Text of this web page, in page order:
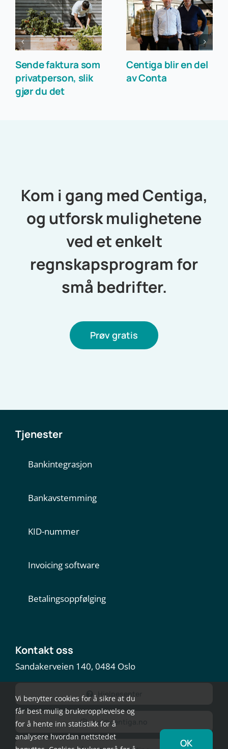
Sende faktura som
privatperson, slik
gjør du det
Centiga blir en del
av Conta
Kom i gang med Centiga,
og utforsk mulighetene
ved et enkelt
regnskapsprogram for
små bedrifter.
Prøv gratis
Tjenester
Bankintegrasjon
Bankavstemming
KID-nummer
Invoicing software
Betalingsoppfølging
Kontakt oss
Sandakerveien 140, 0484 Oslo
Hjelpesenter
hei@centiga.no
Vi benytter cookies for å sikre at du
får best mulig brukeropplevelse og
for å hente inn statistikk for å
analysere hvordan nettstedet
OK